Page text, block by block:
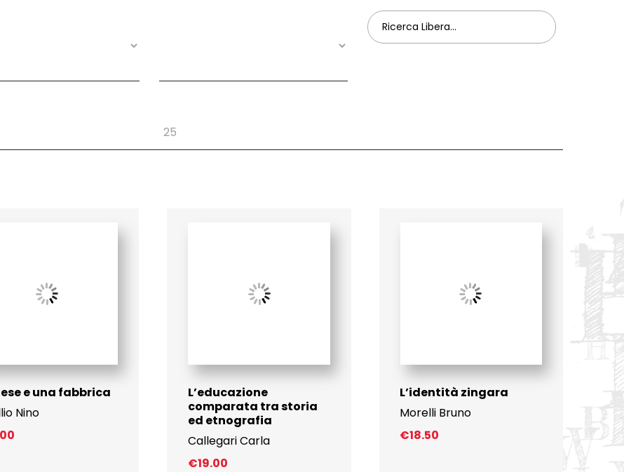
e una fabbrica
Nino
L’educazione
comparata tra storia
ed etnografia
Callegari Carla
€19.00
L’identità zingara
Morelli Bruno
€18.50